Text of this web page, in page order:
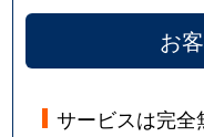
お
サービスは完全